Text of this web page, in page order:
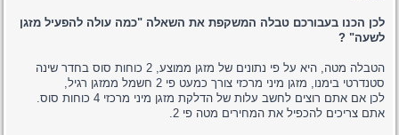
לכן הכנו בעבורכם טבלה המשקפת את השאלה "כמה עולה להפעיל מזגן
לשעה" ?
הטבלה מטה, היא על פי נתונים של מזגן ממוצע, 2 כוחות סוס בחדר שינה
סטנדרטי בימנו, מזגן מיני מרכזי צורך כמעט פי 2 חשמל ממזגן רגיל,
לכן אם אתם רוצים לחשב עלות של הדלקת מזגן מיני מרכזי 4 כוחות סוס.
אתם צריכים להכפיל את המחירים מטה פי 2.